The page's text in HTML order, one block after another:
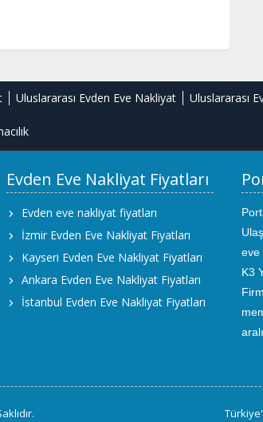
Uluslararası Evden Eve Nakliyat Uluslararası
Evden Eve Nakliyat Fiyatları
Evden eve nakliyat fiyatları
İzmir Evden Eve Nakliyat Fiyatları
Kayseri Evden Eve Nakliyat Fiyatları
Ankara Evden Eve Nakliyat Fiyatları
İstanbul Evden Eve Nakliyat Fiyatları
eve
K3